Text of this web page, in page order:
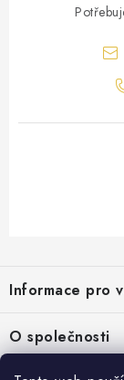
p
a
t
Informace pro
Podmínky ochrany
O společnosti
O nás